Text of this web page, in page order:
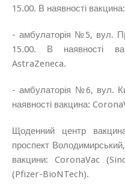
15.00. В наявності вакцина:
- амбулаторія №5, вул.
15.00. В наявності
AstraZeneca.
- амбулаторія №6, вул.
наявності вакцина:
Щоденний центр
проспект
вакцини: CoronaVac (
(Pfizer-BioNTech).